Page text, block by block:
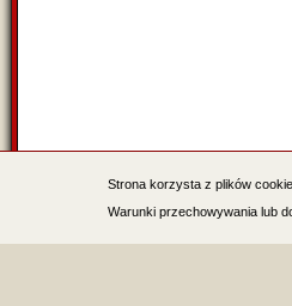
Strona korzysta z plików
Warunki przechowywania lub